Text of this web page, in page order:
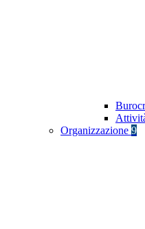
Organizzazione 9